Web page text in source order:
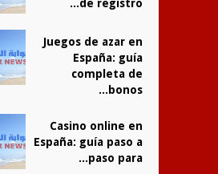
de registro...
Juegos de azar en
España: guía
completa de
bonos...
Casino online en
España: guía paso a
paso para...